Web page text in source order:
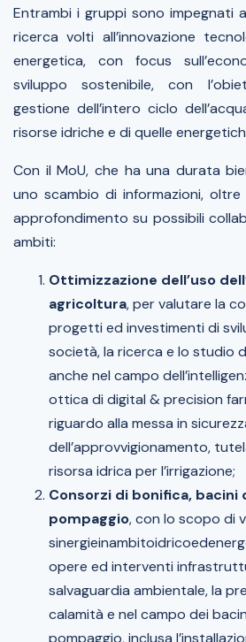
Entrambi i gruppi sono impegnati
ricerca volti all’innovazione
energetica, con focus
sviluppo sostenibile, con
gestione dell’intero ciclo
risorse idriche e di quelle
Con il MoU, che ha una durata
uno scambio di informazioni,
approfondimento su possibili
ambiti:
Ottimizzazione dell’uso
agricoltura, per valutare la
progetti ed investimenti di
società, la ricerca e lo studio
anche nel campo
ottica di digital & precision
riguardo alla messa in
dell’approvvigionamento,
risorsa idrica per l’irrigazione;
Consorzi di bonifica, bacini
pompaggio, con lo scopo di
opere ed interventi
salvaguardia ambientale, la
calamità e nel campo dei
pompaggio, inclusa